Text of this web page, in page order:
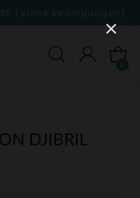
(siehe Bedingungen)
DJIBRIL